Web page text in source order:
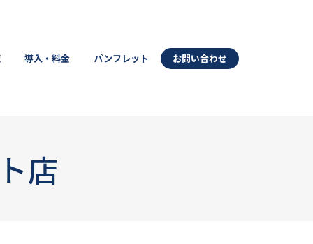
導入・料金 パンフレット お問い合わせ
店